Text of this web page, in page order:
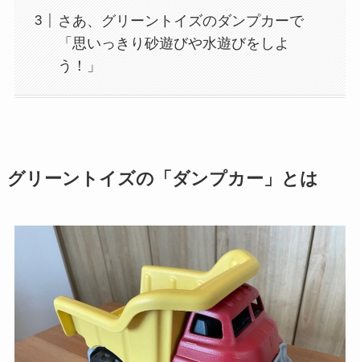
さあ、グリーントイズのダンプカーで
「思いっきり砂遊びや水遊びをしよ
う！」
グリーントイズの「ダンプカー」とは